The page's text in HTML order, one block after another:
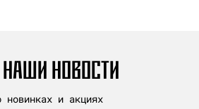
НОВОСТИ
новинках и акциях